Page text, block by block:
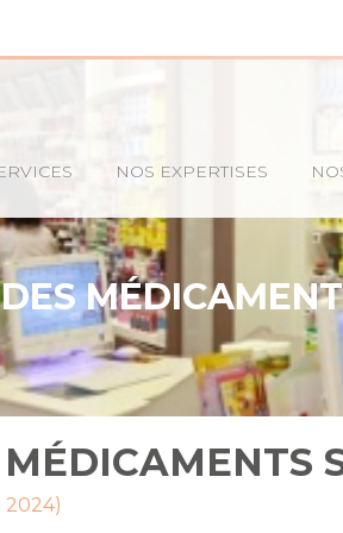
NOS EXPERTISES
2024)